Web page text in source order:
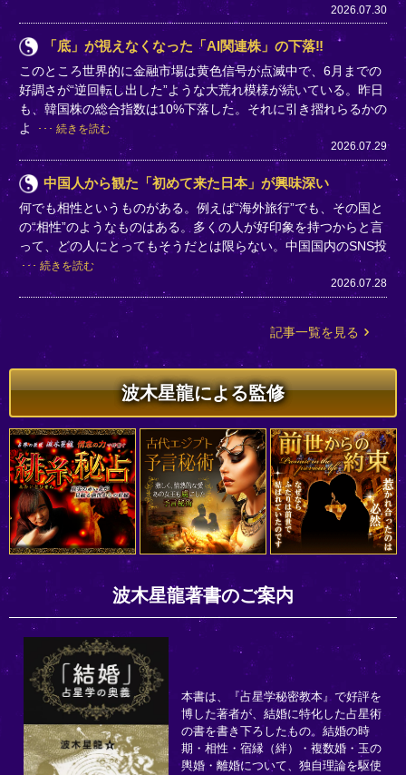
2026.07.30
「底」が視えなくなった「AI関連株」の下落‼
このところ世界的に金融市場は黄色信号が点滅中で、6月までの
好調さが“逆回転し出した”ような大荒れ模様が続いている。昨日
も、韓国株の総合指数は10%下落した。それに引き摺れらるかの
よ
続きを読む
2026.07.29
中国人から観た「初めて来た日本」が興味深い
何でも相性というものがある。例えば“海外旅行”でも、その国と
の“相性”のようなものはある。多くの人が好印象を持つからと言
って、どの人にとってもそうだとは限らない。中国国内のSNS投
続きを読む
2026.07.28
記事一覧を見る
波木星龍による監修
波木星龍著書のご案内
本書は、『占星学秘密教本』で好評を
博した著者が、結婚に特化した占星術
の書を書き下ろしたもの。結婚の時
期・相性・宿縁（絆）・複数婚・玉の
輿婚・離婚について、独自理論を駆使